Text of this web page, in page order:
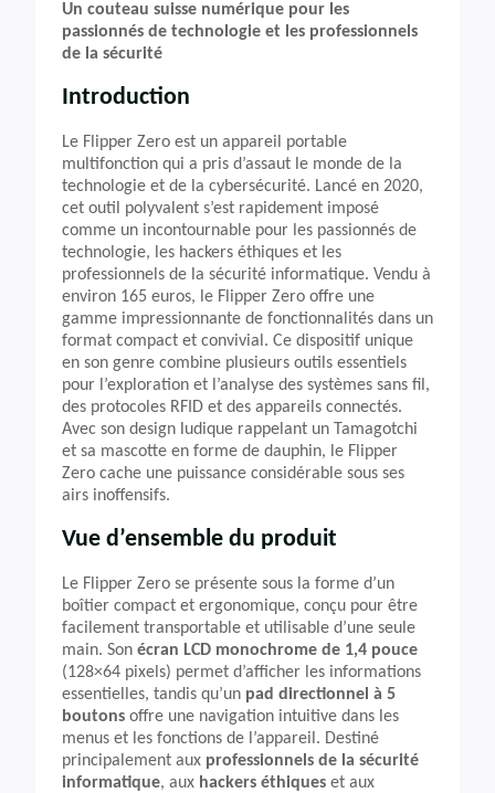
Un couteau suisse numérique pour les
passionnés de technologie et les professionnels
de la sécurité
Introduction
Le Flipper Zero est un appareil portable
multifonction qui a pris d’assaut le monde de la
technologie et de la cybersécurité. Lancé en 2020,
cet outil polyvalent s’est rapidement imposé
comme un incontournable pour les passionnés de
technologie, les hackers éthiques et les
professionnels de la sécurité informatique. Vendu à
environ 165 euros, le Flipper Zero offre une
gamme impressionnante de fonctionnalités dans un
format compact et convivial. Ce dispositif unique
en son genre combine plusieurs outils essentiels
pour l’exploration et l’analyse des systèmes sans fil,
des protocoles RFID et des appareils connectés.
Avec son design ludique rappelant un Tamagotchi
et sa mascotte en forme de dauphin, le Flipper
Zero cache une puissance considérable sous ses
airs inoffensifs.
Vue d’ensemble du produit
Le Flipper Zero se présente sous la forme d’un
boîtier compact et ergonomique, conçu pour être
facilement transportable et utilisable d’une seule
main. Son écran LCD monochrome de 1,4 pouce
(128×64 pixels) permet d’afficher les informations
essentielles, tandis qu’un pad directionnel à 5
boutons offre une navigation intuitive dans les
menus et les fonctions de l’appareil. Destiné
principalement aux professionnels de la sécurité
informatique, aux hackers éthiques et aux